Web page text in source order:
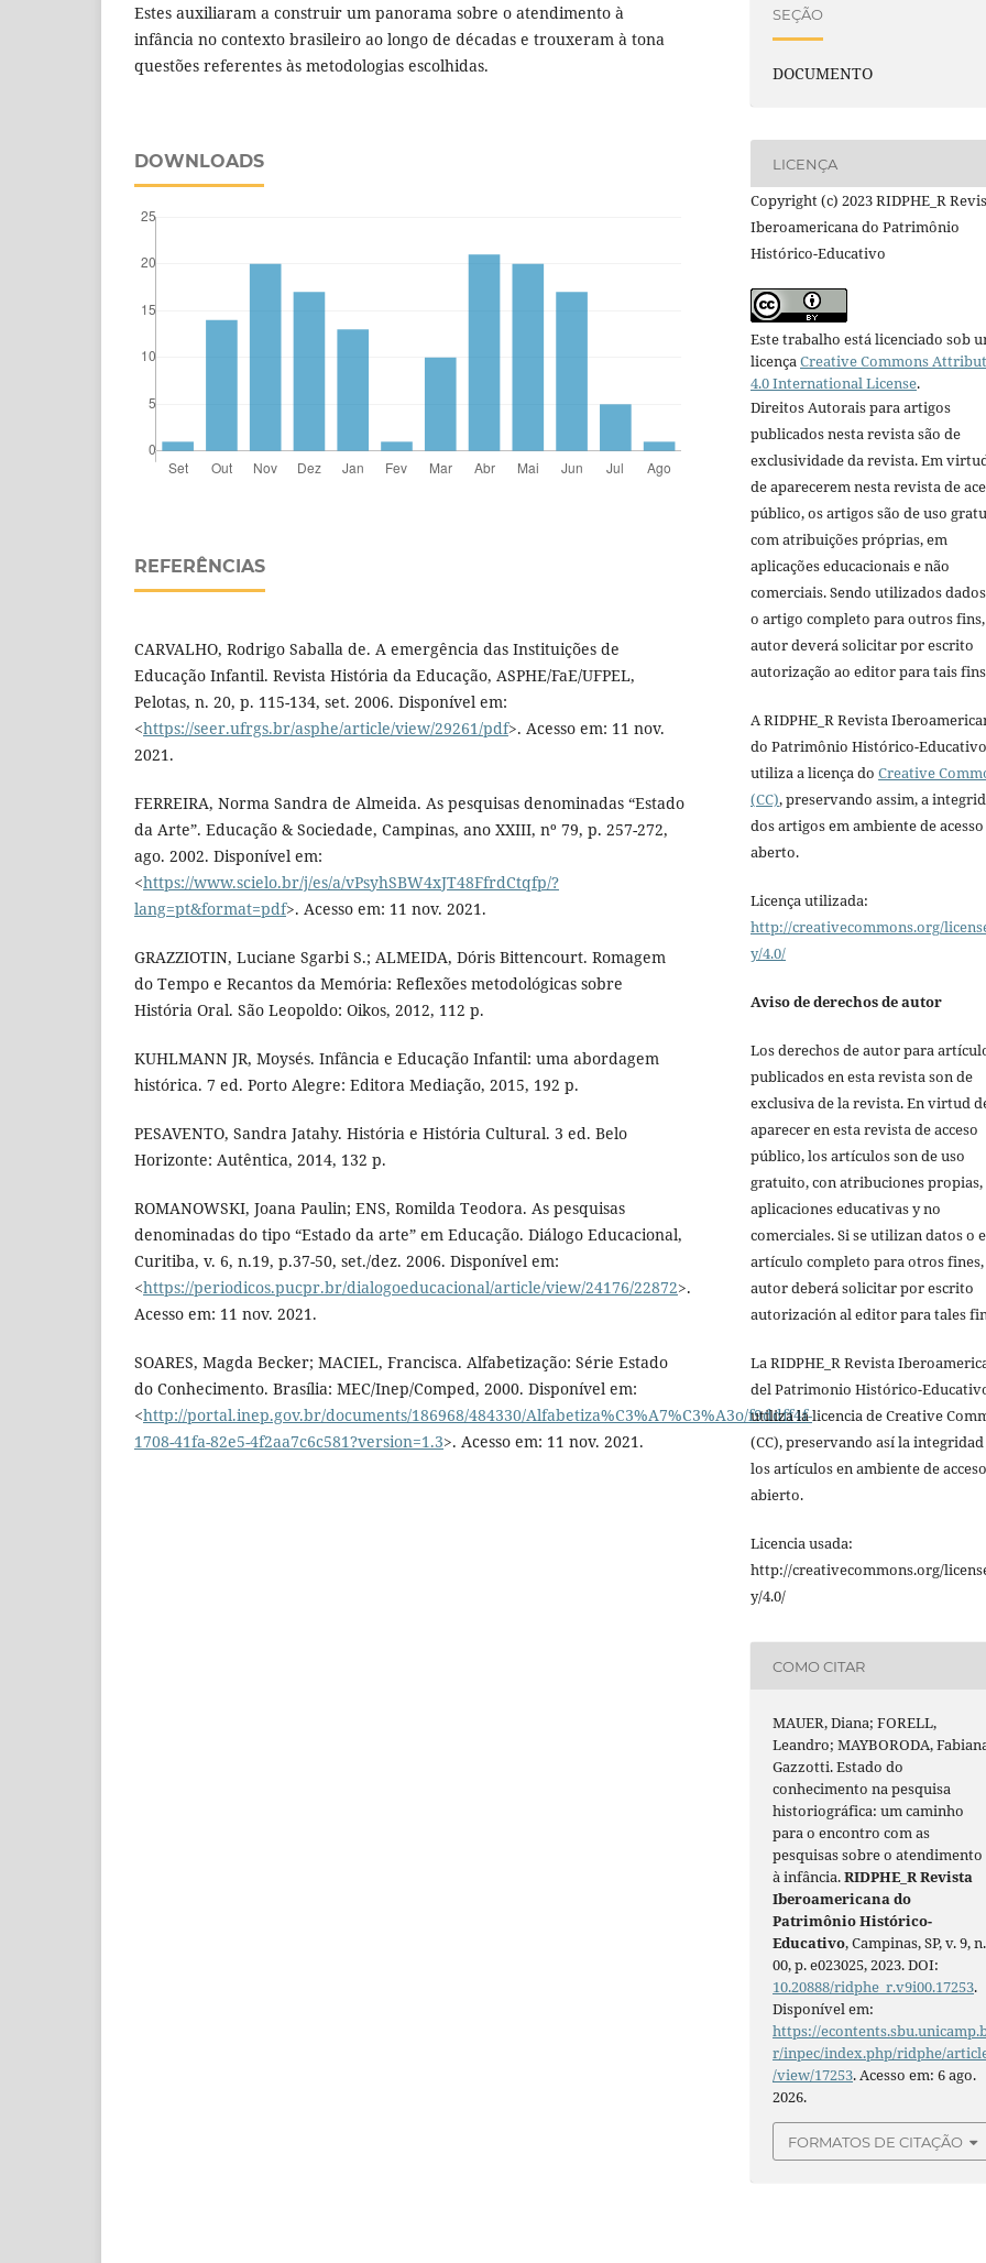
Estes auxiliaram a construir um panorama sobre o atendimento à
infância no contexto brasileiro ao longo de décadas e trouxeram à tona
questões referentes às metodologias escolhidas.
DOWNLOADS
REFERÊNCIAS
CARVALHO, Rodrigo Saballa de. A emergência das Instituições de
Educação Infantil. Revista História da Educação, ASPHE/FaE/UFPEL,
Pelotas, n. 20, p. 115-134, set. 2006. Disponível em:
<https://seer.ufrgs.br/asphe/article/view/29261/pdf>. Acesso em: 11 nov.
2021.
FERREIRA, Norma Sandra de Almeida. As pesquisas denominadas “Estado
da Arte”. Educação & Sociedade, Campinas, ano XXIII, nº 79, p. 257-272,
ago. 2002. Disponível em:
<https://www.scielo.br/j/es/a/vPsyhSBW4xJT48FfrdCtqfp/?
lang=pt&format=pdf>. Acesso em: 11 nov. 2021.
GRAZZIOTIN, Luciane Sgarbi S.; ALMEIDA, Dóris Bittencourt. Romagem
do Tempo e Recantos da Memória: Reflexões metodológicas sobre
História Oral. São Leopoldo: Oikos, 2012, 112 p.
KUHLMANN JR, Moysés. Infância e Educação Infantil: uma abordagem
histórica. 7 ed. Porto Alegre: Editora Mediação, 2015, 192 p.
PESAVENTO, Sandra Jatahy. História e História Cultural. 3 ed. Belo
Horizonte: Autêntica, 2014, 132 p.
ROMANOWSKI, Joana Paulin; ENS, Romilda Teodora. As pesquisas
denominadas do tipo “Estado da arte” em Educação. Diálogo Educacional,
Curitiba, v. 6, n.19, p.37-50, set./dez. 2006. Disponível em:
<https://periodicos.pucpr.br/dialogoeducacional/article/view/24176/22872>.
Acesso em: 11 nov. 2021.
SOARES, Magda Becker; MACIEL, Francisca. Alfabetização: Série Estado
do Conhecimento. Brasília: MEC/Inep/Comped, 2000. Disponível em:
<http://portal.inep.gov.br/documents/186968/484330/Alfabetiza%C3%A7%C3%A3o/f9ddff4f-
1708-41fa-82e5-4f2aa7c6c581?version=1.3>. Acesso em: 11 nov. 2021.
SEÇÃO
DOCUMENTO
LICENÇA
Copyright (c) 2023 RIDPHE_R
Iberoamericana do Patrimônio
Histórico-Educativo
Este trabalho está licenciado sob
licençaCreative Commons
4.0 International License.
Direitos Autorais para artigos
publicados nesta revista são de
exclusividade da revista. Em
de aparecerem nesta revista de
público, os artigos são de uso
com atribuições próprias, em
aplicações educacionais e não
comerciais. Sendo utilizados
o artigo completo para outros
autor deverá solicitar por escrito
autorização ao editor para tais
A RIDPHE_R Revista
do Patrimônio Histórico-Educativo
utiliza a licença do Creative
(CC), preservando assim, a
dos artigos em ambiente de acesso
aberto.
Licença utilizada:
http://creativecommons.org/
y/4.0/
Aviso de derechos de autor
Los derechos de autor para
publicados en esta revista son de
exclusiva de la revista. En virtud
aparecer en esta revista de acceso
público, los artículos son de uso
gratuito, con atribuciones propias,
aplicaciones educativas y no
comerciales. Si se utilizan datos o
artículo completo para otros
autor deberá solicitar por escrito
autorización al editor para tales
La RIDPHE_R Revista
del Patrimonio Histórico-
utiliza la licencia de Creative
(CC), preservando así la
los artículos en ambiente de acceso
abierto.
Licencia usada:
http://creativecommons.org/
y/4.0/
COMO CITAR
MAUER, Diana; FORELL,
Leandro; MAYBORODA,
Gazzotti. Estado do
conhecimento na pesquisa
historiográfica: um caminho
para o encontro com as
pesquisas sobre o atendimento
à infância.RIDPHE_R Revista
Iberoamericana do
Patrimônio Histórico-
Educativo, Campinas, SP, v. 9, n.
00, p. e023025, 2023. DOI:
10.20888/ridphe_r.v9i00.17253.
Disponível em:
https://
r/inpec/index.php/ridphe/
/view/17253. Acesso em: 6 ago.
2026.
FORMATOS DE CITAÇÃO